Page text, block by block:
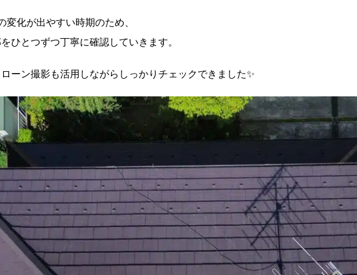
変化が出やすい時期のため、
ひとつずつ丁寧に確認していきます。
ーン撮影も活用しながらしっかりチェックできました✨